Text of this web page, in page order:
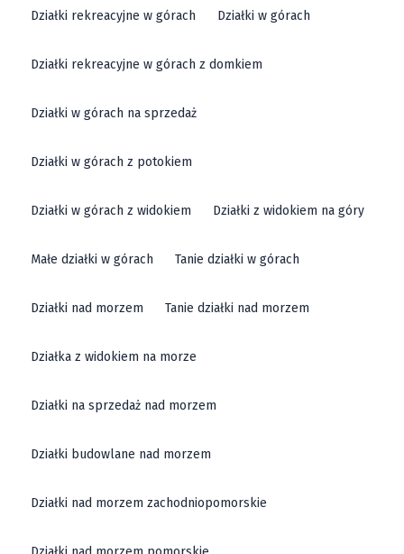
Działki rekreacyjne w górach Działki w górach
Działki rekreacyjne w górach z domkiem
Działki w górach na sprzedaż
Działki w górach z potokiem
Działki w górach z widokiem Działki z widokiem na góry
Małe działki w górach Tanie działki w górach
Działki nad morzem Tanie działki nad morzem
Działka z widokiem na morze
Działki na sprzedaż nad morzem
Działki budowlane nad morzem
Działki nad morzem zachodniopomorskie